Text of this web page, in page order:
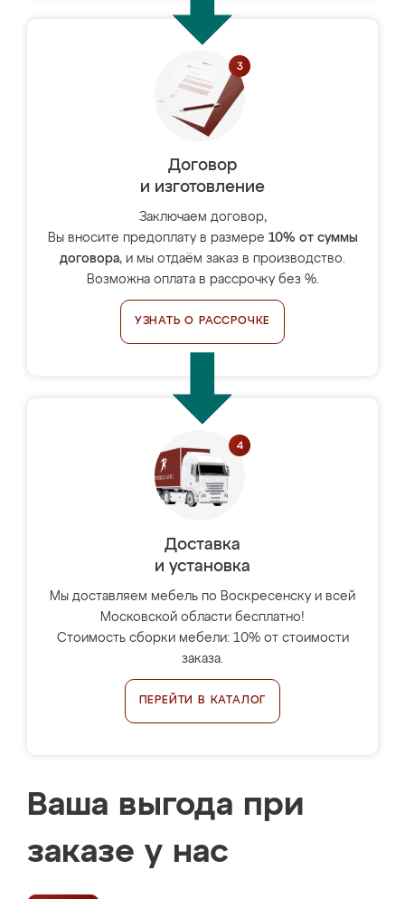
Договор
и изготовление
Заключаем договор,
Вы вносите предоплату в размере 10% от суммы
договора, и мы отдаём заказ в производство.
Возможна оплата в рассрочку без %.
УЗНАТЬ О РАССРОЧКЕ
Доставка
и установка
Мы доставляем мебель по Воскресенску и всей
Московской области бесплатно!
Стоимость сборки мебели: 10% от стоимости
заказа.
ПЕРЕЙТИ В КАТАЛОГ
Ваша выгода при
заказе у нас